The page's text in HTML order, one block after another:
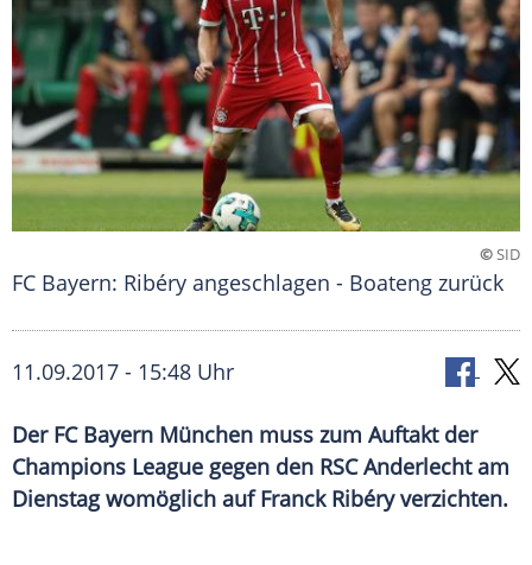
©SID
FC Bayern: Ribéry angeschlagen - Boateng zurück
11.09.2017 - 15:48 Uhr
Der FC Bayern München muss zum Auftakt der
Champions League gegen den RSC Anderlecht am
Dienstag womöglich auf Franck Ribéry verzichten.